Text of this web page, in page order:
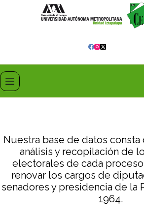
Nuestra base de datos
análisis y recopilación de
electorales de cada
renovar los cargos de
senadores y presidencia de la
1964.